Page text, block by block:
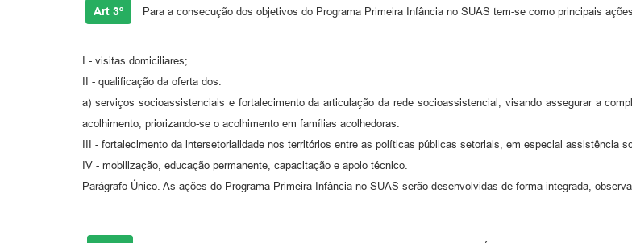
Art 3º Para a consecução dos objetivos do Programa Primeira Infância no SUAS tem-se como principais
I - visitas domiciliares;
II - qualificação da oferta dos:
a) serviços socioassistenciais e fortalecimento da articulação da rede socioassistencial, visando assegurar a
acolhimento, priorizando-se o acolhimento em famílias acolhedoras.
III - fortalecimento da intersetorialidade nos territórios entre as políticas públicas setoriais, em especial assistência
IV - mobilização, educação permanente, capacitação e apoio técnico.
Parágrafo Único. As ações do Programa Primeira Infância no SUAS serão desenvolvidas de forma integrada,